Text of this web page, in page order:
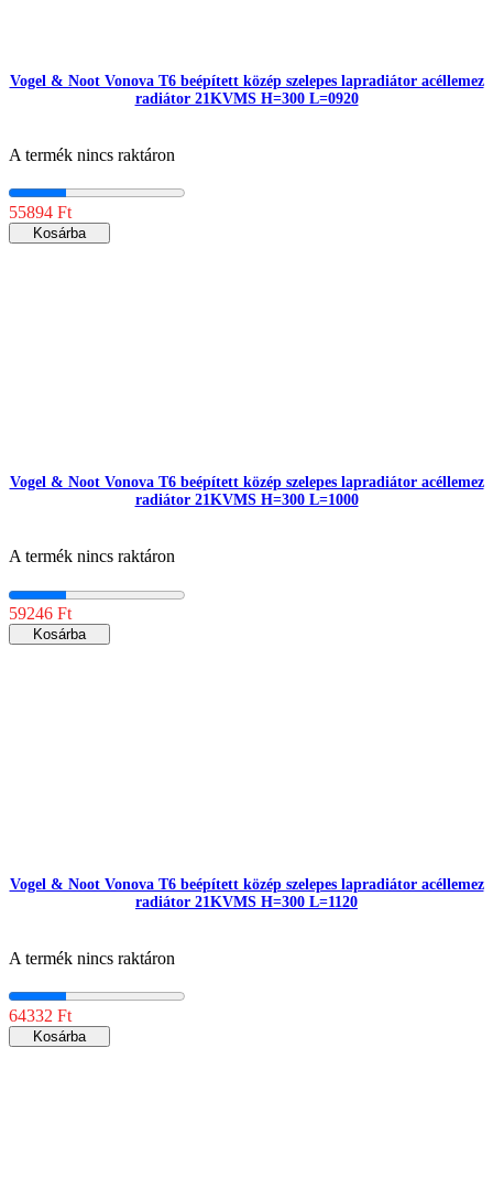
Vogel & Noot Vonova T6 beépített közép szelepes lapradiátor acéllemez
radiátor 21KVMS H=300 L=0920
A termék nincs raktáron
55894 Ft
Kosárba
Vogel & Noot Vonova T6 beépített közép szelepes lapradiátor acéllemez
radiátor 21KVMS H=300 L=1000
A termék nincs raktáron
59246 Ft
Kosárba
Vogel & Noot Vonova T6 beépített közép szelepes lapradiátor acéllemez
radiátor 21KVMS H=300 L=1120
A termék nincs raktáron
64332 Ft
Kosárba